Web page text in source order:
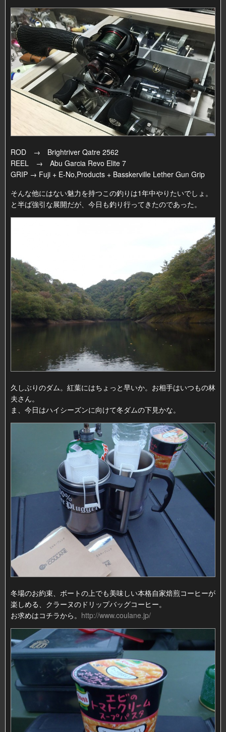
ROD → Brightriver Qatre 2562
REEL → Abu Garcia Revo Elite 7
GRIP → Fuji + E-No,Products + Basskerville Lether Gun Grip
そんな他にはない魅力を持つこの釣りは1年中やりたいでしょ。
と半ば強引な展開だが、今日も釣り行ってきたのであった。
久しぶりのダム。紅葉にはちょっと早いか。お相手はいつもの林
夫さん。
ま、今日はハイシーズンに向けて冬ダムの下見かな。
冬場のお約束、ボートの上でも美味しい本格自家焙煎コーヒーが
楽しめる、クラーヌのドリップバッグコーヒー。
お求めはコチラから。 http://www.coulane.jp/